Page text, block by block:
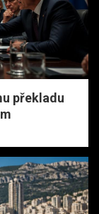
překladu